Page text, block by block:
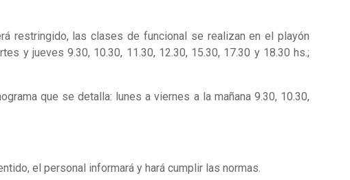
restringido, las clases de funcional se realizan en el playón
y jueves 9.30, 10.30, 11.30, 12.30, 15.30, 17.30 y 18.30 hs.;
que se detalla: lunes a viernes a la mañana 9.30, 10.30,
el personal informará y hará cumplir las normas.